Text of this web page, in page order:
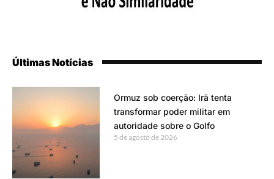
Últimas Notícias
Ormuz sob coerção: Irã tenta
transformar poder militar em
autoridade sobre o Golfo
5 de agosto de 2026